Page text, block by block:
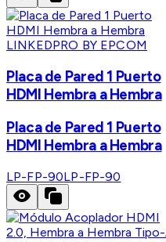
LINKEDPRO BY EPCOM
Placa de Pared 1 Puerto
HDMI Hembra a Hembra
Placa de Pared 1 Puerto
HDMI Hembra a Hembra
LP-FP-90LP-FP-90